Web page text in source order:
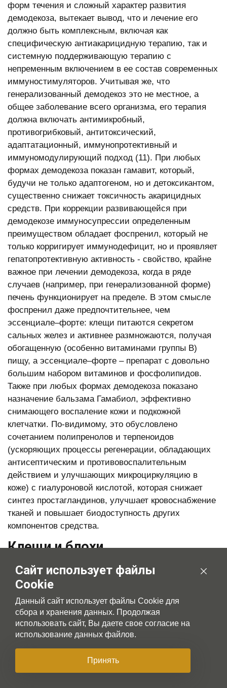
форм течения и сложный характер развития
демодекоза, вытекает вывод, что и лечение его
должно быть комплексным, включая как
специфическую антиакарицидную терапию, так и
системную поддерживающую терапию с
непременным включением в ее состав современных
иммуностимуляторов. Учитывая же, что
генерализованный демодекоз это не местное, а
общее заболевание всего организма, его терапия
должна включать антимикробный,
противогрибковый, антитоксический,
адаптатационный, иммунопротективный и
иммуномодулирующий подход (11). При любых
формах демодекоза показан гамавит, который,
будучи не только адаптогеном, но и детоксикантом,
существенно снижает токсичность акарицидных
средств. При коррекции развивающейся при
демодекозе иммуносупрессии определенным
преимуществом обладает фоспренил, который не
только корригирует иммунодефицит, но и проявляет
гепатопротективную активность - свойство, крайне
важное при лечении демодекоза, когда в ряде
случаев (например, при генерализованной форме)
печень функционирует на пределе. В этом смысле
фоспренил даже предпочтительнее, чем
эссенциале–форте: клещи питаются секретом
сальных желез и активнее размножаются, получая
обогащенную (особенно витаминами группы В)
пищу, а эссенциале–форте – препарат с довольно
большим набором витаминов и фосфолипидов.
Также при любых формах демодекоза показано
назначение бальзама Гамабиол, эффективно
снимающего воспаление кожи и подкожной
клетчатки. По-видимому, это обусловлено
сочетанием полипренолов и терпеноидов
(ускоряющих процессы регенерации, обладающих
антисептическим и противовоспалительным
действием и улучшающих микроциркуляцию в
коже) с гиалуроновой кислотой, которая снижает
синтез простагландинов, улучшает кровоснабжение
тканей и повышает биодоступность других
компонентов средства.
Клещи и блохи
Другая проблема арахноэнтомозов заключается в
применении инсекто-акарицидных препаратов,
прочих способов борьбы с клещами, блохами и
другими переносчиками. Чаще всего в России в
качестве действующего вещества используют
Подобные вещества обладают выраженным
Сайт использует файлы
Cookie
Данный сайт использует файлы Cookie для
сбора и хранения данных. Продолжая
использовать сайт, Вы даете свое согласие на
использование данных файлов.
Принять